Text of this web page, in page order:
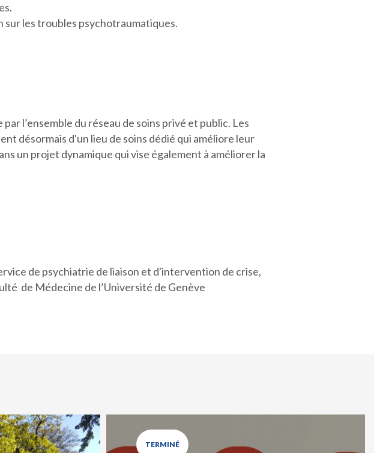
sur les troubles psychotraumatiques.
l’ensemble du réseau de soins privé et public. Les
désormais d'un lieu de soins dédié qui améliore leur
un projet dynamique qui vise également à améliorer la
de psychiatrie de liaison et d'intervention de crise,
de Médecine de l’Université de Genève
TERMINÉ